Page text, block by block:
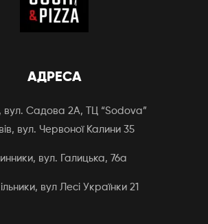
АДРЕСА
вул. Садова 2А, ТЦ “Sodova”
вул. Червоної Калини 35
вул. Галицька, 76а
вул Лесі Українки 21